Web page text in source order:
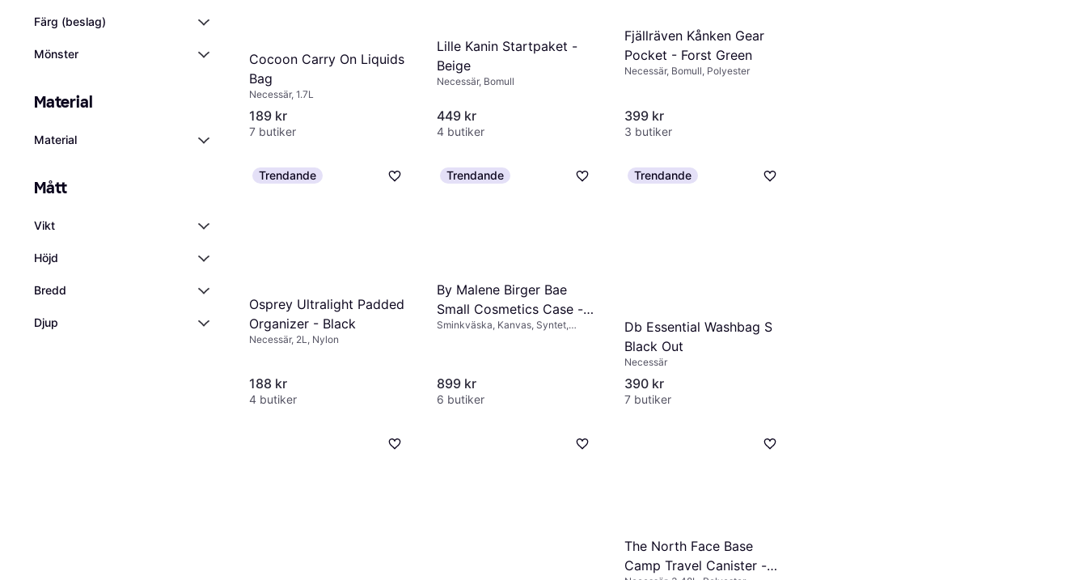
Färg (beslag)
Mönster
Material
Material
Mått
Vikt
Höjd
Bredd
Djup
Cocoon Carry On Liquids
Bag
Necessär, 1.7L
189 kr
7 butiker
Lille Kanin Startpaket -
Beige
Necessär, Bomull
449 kr
4 butiker
Fjällräven Kånken Gear
Pocket - Forst Green
Necessär, Bomull, Polyester
399 kr
3 butiker
Trendande
Osprey Ultralight Padded
Organizer - Black
Necessär, 2L, Nylon
188 kr
4 butiker
Trendande
By Malene Birger Bae
Small Cosmetics Case -
Black
Sminkväska, Kanvas, Syntet,
899 kr
6 butiker
Trendande
Db Essential Washbag S
Black Out
Necessär
390 kr
7 butiker
The North Face Base
Camp Travel Canister -